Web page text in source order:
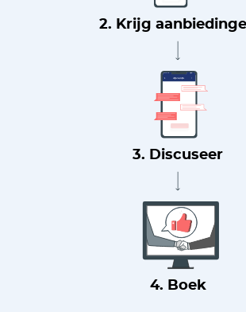
2. Krijg
3. Discuseer
4. Boek